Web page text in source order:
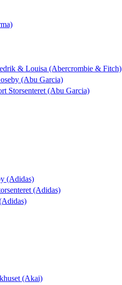
& Louisa (Abercrombie & Fitch)
(Abu Garcia)
Storsenteret (Abu Garcia)
(Adidas)
(Adidas)
(Akai)